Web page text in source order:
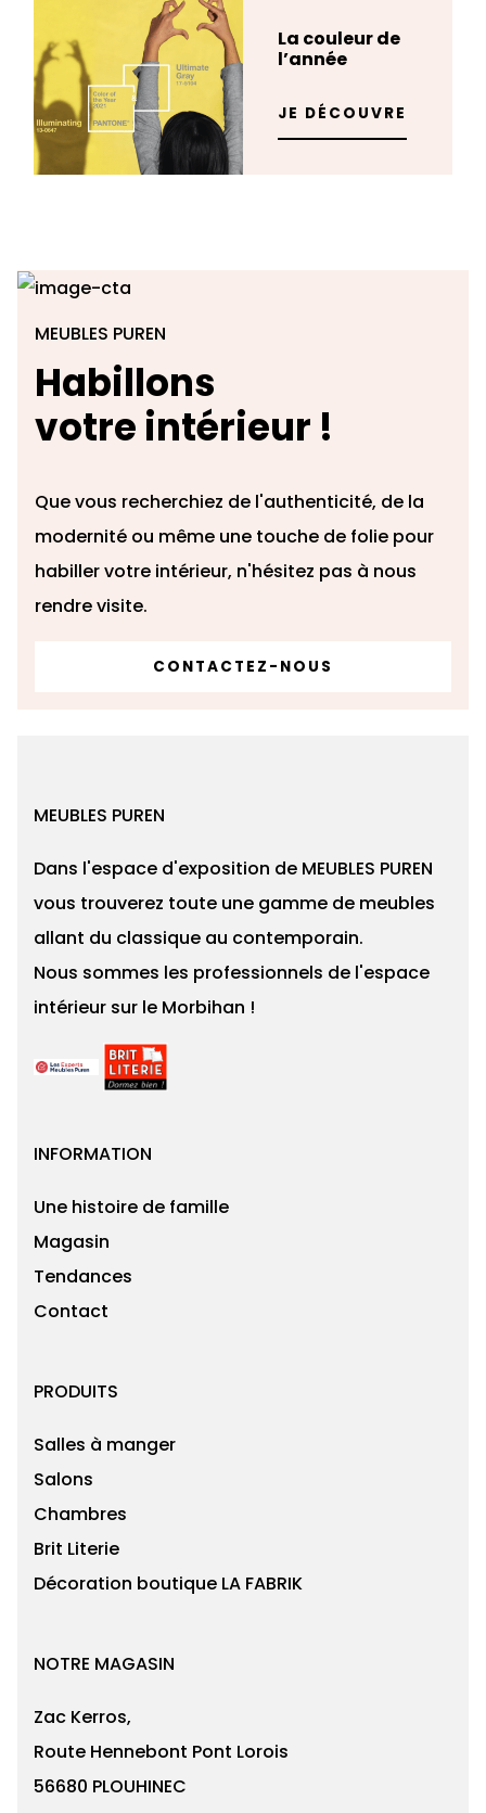
La couleur de
l’année
JE DÉCOUVRE
MEUBLES PUREN
Habillons
votre intérieur !
Que vous recherchiez de l'authenticité, de la
modernité ou même une touche de folie pour
habiller votre intérieur, n'hésitez pas à nous
rendre visite.
CONTACTEZ-NOUS
MEUBLES PUREN
Dans l'espace d'exposition de MEUBLES PUREN
vous trouverez toute une gamme de meubles
allant du classique au contemporain.
Nous sommes les professionnels de l'espace
intérieur sur le Morbihan !
INFORMATION
Une histoire de famille
Magasin
Tendances
Contact
PRODUITS
Salles à manger
Salons
Chambres
Brit Literie
Décoration boutique LA FABRIK
NOTRE MAGASIN
Zac Kerros,
Route Hennebont Pont Lorois
56680 PLOUHINEC